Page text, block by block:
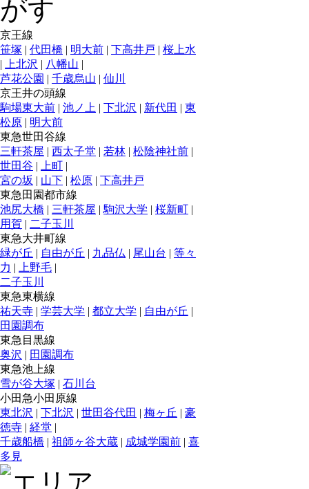
京王線
笹塚 | 代田橋 | 明大前 | 下高井戸 | 桜上水
|
上北沢 | 八幡山 |
芦花公園 | 千歳烏山 | 仙川
京王井の頭線
駒場東大前 | 池ノ上 | 下北沢 | 新代田 | 東
松原 | 明大前
東急世田谷線
三軒茶屋 | 西太子堂 | 若林 | 松陰神社前 |
世田谷 | 上町 |
宮の坂 | 山下 | 松原 | 下高井戸
東急田園都市線
池尻大橋 | 三軒茶屋 | 駒沢大学 | 桜新町 |
用賀 | 二子玉川
東急大井町線
緑が丘 | 自由が丘 | 九品仏 | 尾山台 | 等々
力 | 上野毛 |
二子玉川
東急東横線
祐天寺 | 学芸大学 | 都立大学 | 自由が丘 |
田園調布
東急目黒線
奥沢 | 田園調布
東急池上線
雪が谷大塚 | 石川台
小田急小田原線
東北沢 | 下北沢 | 世田谷代田 | 梅ヶ丘 | 豪
徳寺 | 経堂 |
千歳船橋 | 祖師ヶ谷大蔵 | 成城学園前 | 喜
多見